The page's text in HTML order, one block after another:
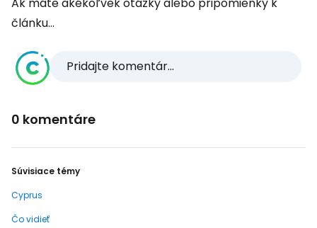
Ak máte akékoľvek otázky alebo pripomienky k
článku...
Pridajte komentár...
0 komentáre
Súvisiace témy
Cyprus
Čo vidieť